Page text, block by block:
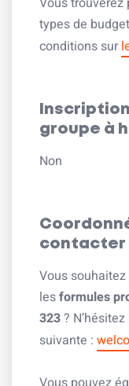
types de
conditions sur
groupe à
Non
contacter
Vous
lesformules
323?
suivante :